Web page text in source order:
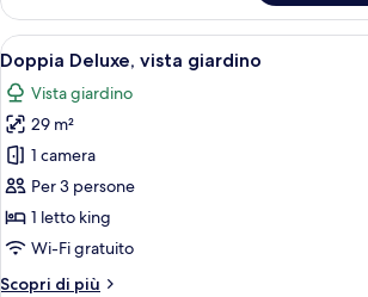
familiare
(Triple
or
Quadruple)
Apri
tutte
le
foto
per
Doppia
Deluxe,
vista
giardino
Camera
4
Doppia Deluxe, vista giardino
Vista giardino
29 m²
1 camera
Per 3 persone
1 letto king
Wi-Fi gratuito
Scopri di più
Altri